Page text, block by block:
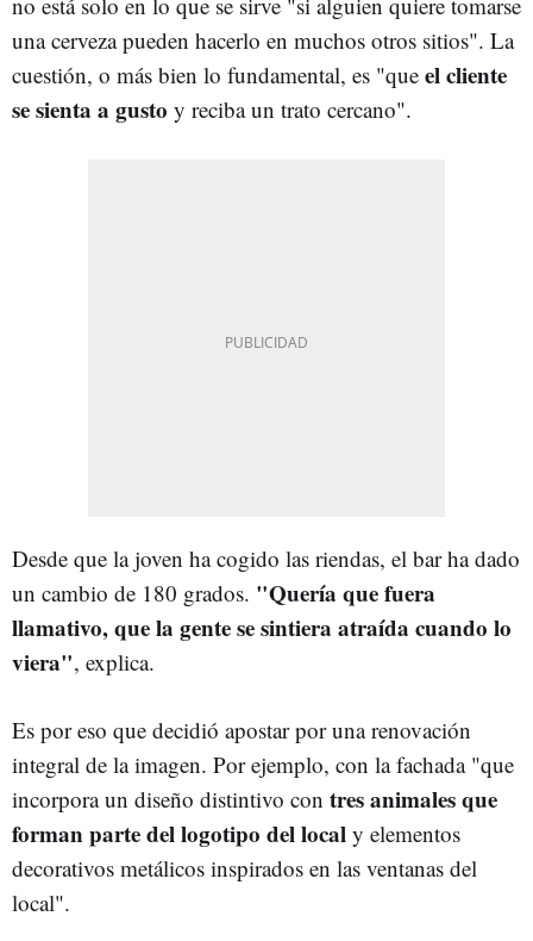
una cerveza pueden hacerlo en muchos otros sitios". La
cuestión, o más bien lo fundamental, es "que el cliente
se sienta a gusto y reciba un trato cercano".
Desde que la joven ha cogido las riendas, el bar ha dado
un cambio de 180 grados. "Quería que fuera
llamativo, que la gente se sintiera atraída cuando lo
viera", explica.
Es por eso que decidió apostar por una renovación
integral de la imagen. Por ejemplo, con la fachada "que
incorpora un diseño distintivo con tres animales que
forman parte del logotipo del local y elementos
decorativos metálicos inspirados en las ventanas del
local".